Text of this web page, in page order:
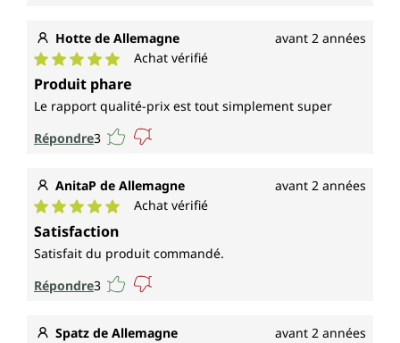
Hotte de Allemagne avant 2 années
Note moyenne de 5 sur 5 étoiles
Achat vérifié
Produit phare
Le rapport qualité-prix est tout simplement super
Répondre3
AnitaP de Allemagne avant 2 années
Note moyenne de 5 sur 5 étoiles
Achat vérifié
Satisfaction
Satisfait du produit commandé.
Répondre3
Spatz de Allemagne avant 2 années